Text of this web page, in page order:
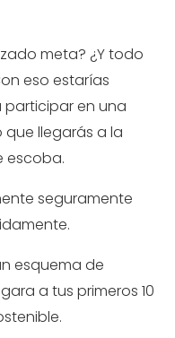
meta? ¿Y todo
eso estarías
en una
llegarás a la
escoba.
seguramente
esquema de
a tus primeros 10